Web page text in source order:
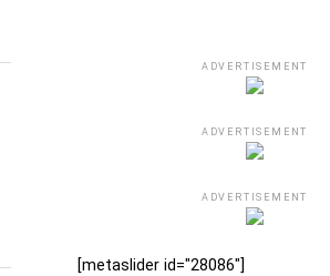
ADVERTISEMENT
ADVERTISEMENT
ADVERTISEMENT
[metaslider id="28086"]